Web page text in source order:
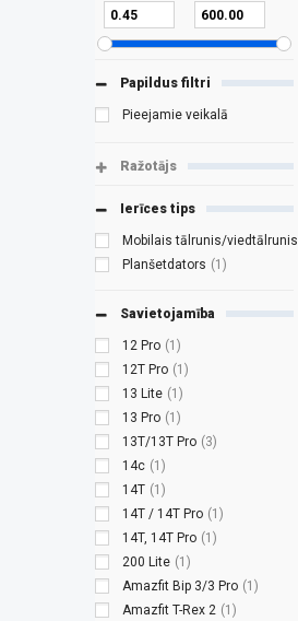
Papildus filtri
Pieejamie veikalā
Ražotājs
Ierīces tips
Mobilais tālrunis/viedtālrunis
Planšetdators (1)
Savietojamība
12 Pro (1)
12T Pro (1)
13 Lite (1)
13 Pro (1)
13T/13T Pro (3)
14c (1)
14T (1)
14T / 14T Pro (1)
14T, 14T Pro (1)
200 Lite (1)
Amazfit Bip 3/3 Pro (1)
Amazfit T-Rex 2 (1)